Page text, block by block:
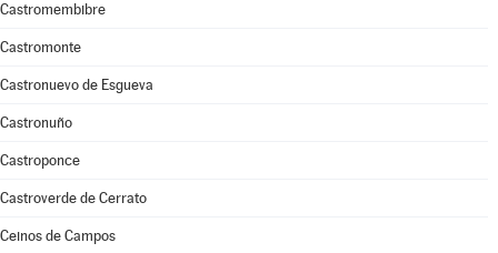
Castromembibre
Castromonte
Castronuevo de Esgueva
Castronuño
Castroponce
Castroverde de Cerrato
Ceinos de Campos